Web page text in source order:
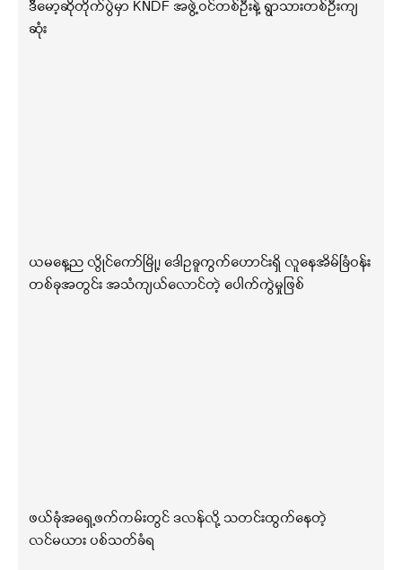
ဒီမော့ဆိုတိုက်ပွဲမှာ KNDF အဖွဲ့ဝင်တစ်ဦးနဲ့ ရွာသားတစ်ဦးကျ
ဆုံး
ယမနေ့ည လွိုင်ကော်မြို့၊ ဒေါဥခူကွက်ဟောင်းရှိ လူနေအိမ်ခြံဝန်း
တစ်ခုအတွင်း အသံကျယ်လောင်တဲ့ ပေါက်ကွဲမှုဖြစ်
ဖယ်ခုံအရှေ့ဖက်ကမ်းတွင် ဒလန်လို့ သတင်းထွက်နေတဲ့
လင်မယား ပစ်သတ်ခံရ